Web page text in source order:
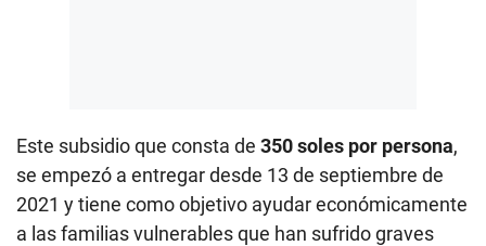
Este subsidio que consta de 350 soles por persona,
se empezó a entregar desde 13 de septiembre de
2021 y tiene como objetivo ayudar económicamente
a las familias vulnerables que han sufrido graves